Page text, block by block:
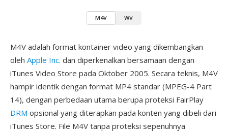
M4V WV
M4V adalah format kontainer video yang dikembangkan
oleh Apple Inc. dan diperkenalkan bersamaan dengan
iTunes Video Store pada Oktober 2005. Secara teknis, M4V
hampir identik dengan format MP4 standar (MPEG-4 Part
14), dengan perbedaan utama berupa proteksi FairPlay
DRM opsional yang diterapkan pada konten yang dibeli dari
iTunes Store. File M4V tanpa proteksi sepenuhnya